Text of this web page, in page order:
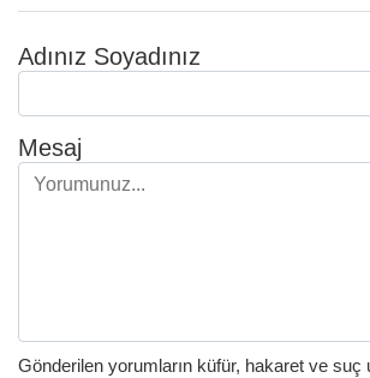
Adınız Soyadınız
Mesaj
Gönderilen yorumların küfür, hakaret ve